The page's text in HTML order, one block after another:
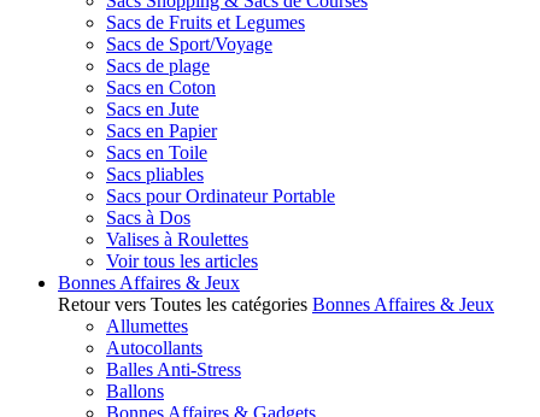
Sacs de Fruits et Legumes
Sacs de Sport/Voyage
Sacs de plage
Sacs en Coton
Sacs en Jute
Sacs en Papier
Sacs en Toile
Sacs pliables
Sacs pour Ordinateur Portable
Sacs à Dos
Valises à Roulettes
Voir tous les articles
Bonnes Affaires & Jeux
Retour vers Toutes les catégories Bonnes Affaires & Jeux
Allumettes
Autocollants
Balles Anti-Stress
Ballons
Bonnes Affaires & Gadgets